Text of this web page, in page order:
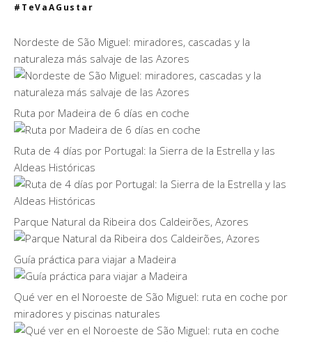
#TeVaAGustar
Nordeste de São Miguel: miradores, cascadas y la
naturaleza más salvaje de las Azores
Ruta por Madeira de 6 días en coche
Ruta de 4 días por Portugal: la Sierra de la Estrella y las
Aldeas Históricas
Parque Natural da Ribeira dos Caldeirões, Azores
Guía práctica para viajar a Madeira
Qué ver en el Noroeste de São Miguel: ruta en coche por
miradores y piscinas naturales